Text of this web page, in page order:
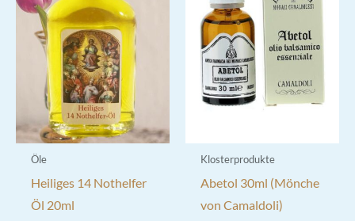
Öle
Heiliges 14 Nothelfer
Öl 20ml
Klosterprodukte
Abetol 30ml (Mönche
von Camaldoli)